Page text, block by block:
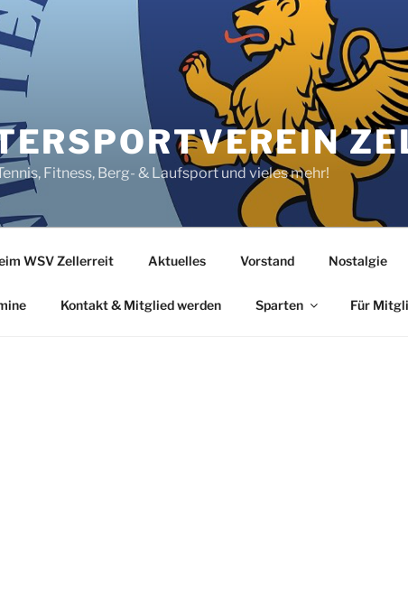
Fitness, Berg- & Laufsport und vieles mehr!
WSV Zellerreit Aktuelles Vorstand Nostalgie
Kontakt & Mitglied werden Sparten Für